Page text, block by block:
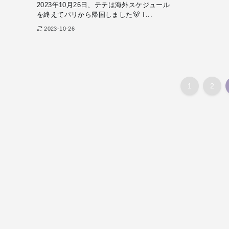
2023年10月26日、テテは海外スケジュール
を終えてパリから帰国しました🐻 T...
2023-10-26
1 2